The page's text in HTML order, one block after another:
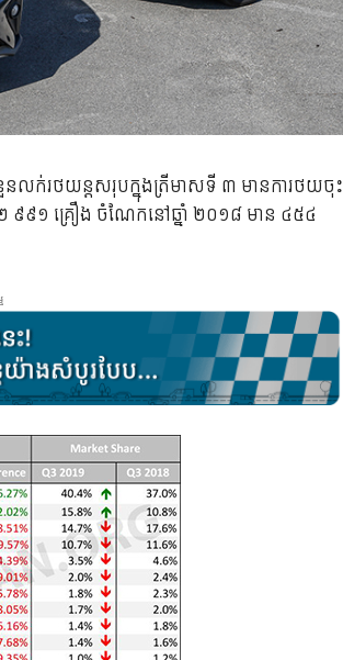
ក់​រថយន្ត​សរុប​ក្នុង​ត្រីមាស​ទី ៣ មាន​ការ​ថយ​ចុះ
៩៩១ គ្រឿង ចំណែក​នៅ​ឆ្នាំ ២០១៨ មាន ៤៥៤